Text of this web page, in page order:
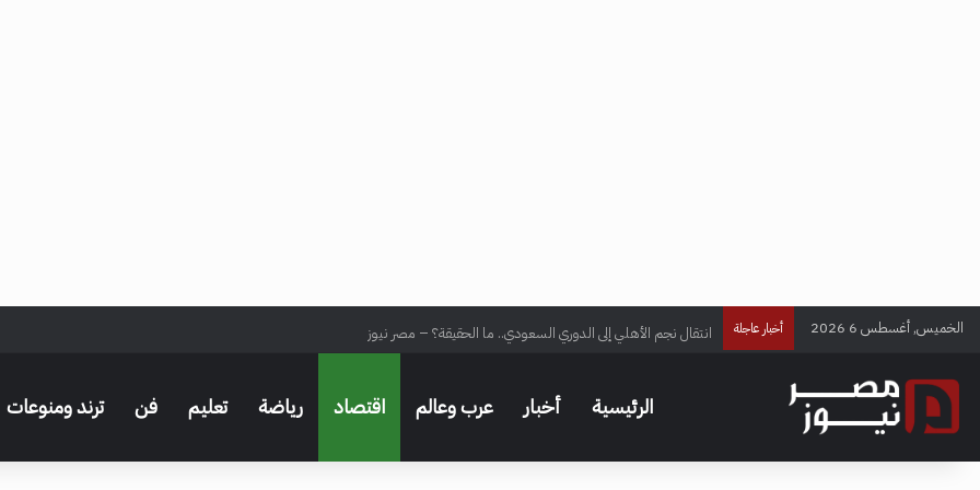
الخميس, أغسطس 6 2026 أخبار عاجلة انتقال نجم الأهلي إلى الدوري السعودي.. ما الحقيقة؟ – مصر نيوز
الرئيسية أخبار عرب وعالم اقتصاد رياضة تعليم فن ترند ومنوعات